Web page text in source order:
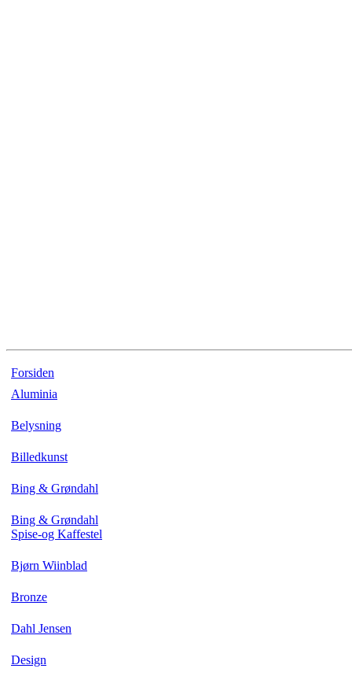
Forsiden
Aluminia
Belysning
Billedkunst
Bing & Grøndahl
Bing & Grøndahl
Spise-og Kaffestel
Bjørn Wiinblad
Bronze
Dahl Jensen
Design